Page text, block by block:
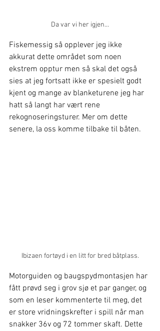
Da var vi her igjen...
Fiskemessig så opplever jeg ikke
akkurat dette området som noen
ekstrem opptur men så skal det også
sies at jeg fortsatt ikke er spesielt godt
kjent og mange av blanketurene jeg har
hatt så langt har vært rene
rekognoseringsturer. Mer om dette
senere, la oss komme tilbake til båten.
Ibizaen fortøyd i en litt for bred båtplass.
Motorguiden og baugspydmontasjen har
fått prøvd seg i grov sjø et par ganger, og
som en leser kommenterte til meg, det
er store vridningskrefter i spill når man
snakker 36v og 72 tommer skaft. Dette